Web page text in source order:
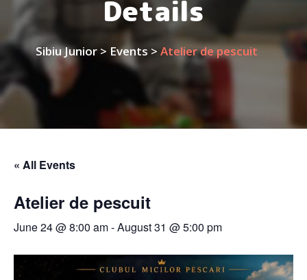
Details
Sibiu Junior> Events > Atelier de pescuit
« All Events
Atelier de pescuit
June 24 @ 8:00 am-August 31 @ 5:00 pm